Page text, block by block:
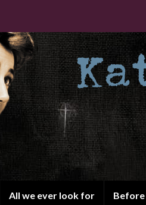
All we ever look for Before